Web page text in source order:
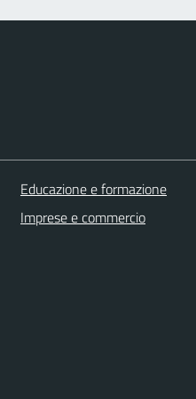
Educazione e formazione
Imprese e commercio